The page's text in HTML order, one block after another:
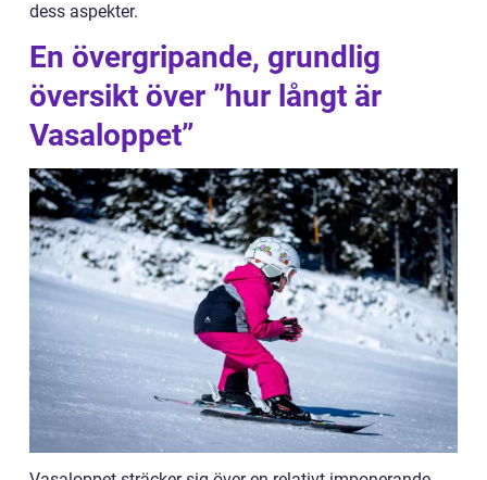
dess aspekter.
En övergripande, grundlig
översikt över ”hur långt är
Vasaloppet”